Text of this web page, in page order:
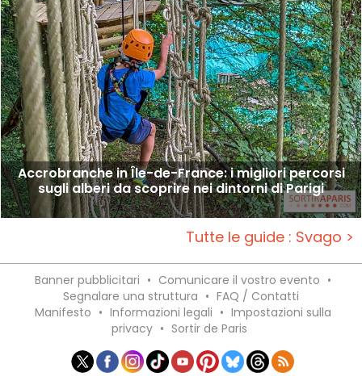
Accrobranche in Île-de-France: i migliori percorsi
sugli alberi da scoprire nei dintorni di Parigi
Tutte le guide : Svago >
Banner pubblicitari • Comunicare il vostro evento •
Segnalare una struttura • FAQ / Contatti
Manifesto • Informazioni legali • Impostazioni sulla
privacy • Sortir de Paris